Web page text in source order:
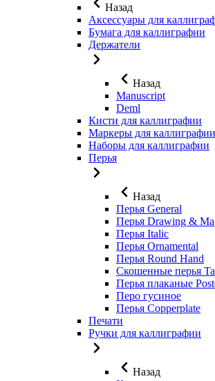
Назад
Аксессуары для
Бумага для каллиграфии
Держатели
Назад
Manuscript
Deml
Кисти для каллиграфии
Маркеры для
Наборы для каллиграфии
Перья
Назад
Перья General
Перья Drawing &
Перья Italic
Перья Ornamental
Перья Round Hand
Скошенные перья
Перья плаканые
Перо гусиное
Перья Copperplate
Печати
Ручки для каллиграфии
Назад